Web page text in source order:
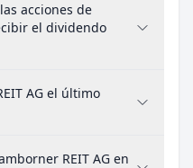
acciones de
el dividendo
AG el último
REIT AG en